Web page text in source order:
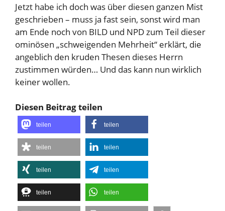
Jetzt habe ich doch was über diesen ganzen Mist
geschrieben – muss ja fast sein, sonst wird man
am Ende noch von BILD und NPD zum Teil dieser
ominösen „schweigenden Mehrheit“ erklärt, die
angeblich den kruden Thesen dieses Herrn
zustimmen würden… Und das kann nun wirklich
keiner wollen.
Diesen Beitrag teilen
teilen teilen
teilen teilen
teilen teilen
teilen teilen